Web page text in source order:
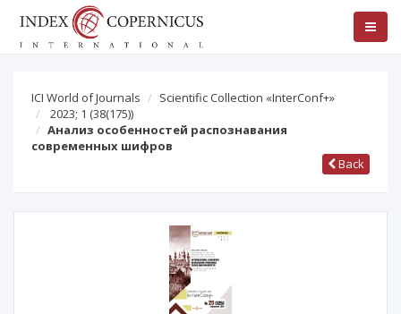
ICI World of Journals
Scientific Collection «InterConf+»
2023; 1 (38(175))
Анализ особенностей распознавания
современных шифров
Back